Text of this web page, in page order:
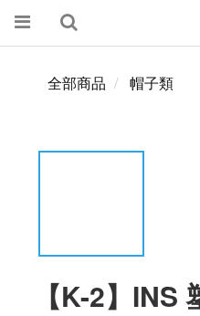
全部商品 帽子類
【K-2】INS